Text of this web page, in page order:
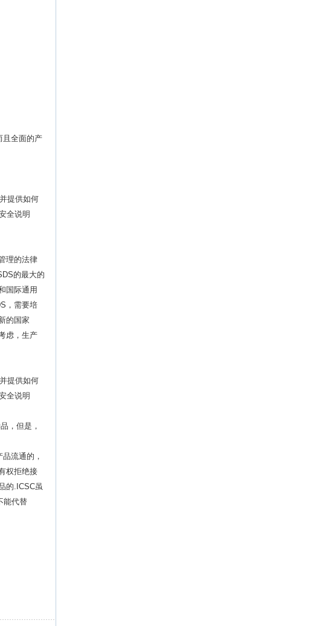
且全面的产
提供如何
全说明
理的法律
的最大的
国际通用
，需要培
的国家
虑，生产
提供如何
全说明
，但是，
流通的，
权拒绝接
的.ICSC虽
能代替